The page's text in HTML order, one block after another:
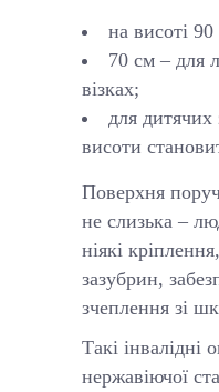
на висоті
70 см – для
візках;
для дитячих
висоти
Поверхня
не слизька –
ніякі
зазубрин,
зчеплення зі
Такі інвалідні
нержавіючої